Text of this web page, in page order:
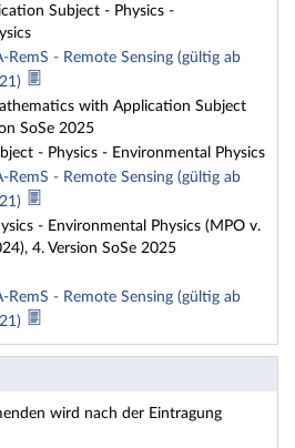
Subject - Physics -
RemS - Remote Sensing (gültig ab
with Application Subject
SoSe 2025
- Physics - Environmental Physics
RemS - Remote Sensing (gültig ab
- Environmental Physics (MPO v.
4. Version SoSe 2025
RemS - Remote Sensing (gültig ab
wird nach der Eintragung